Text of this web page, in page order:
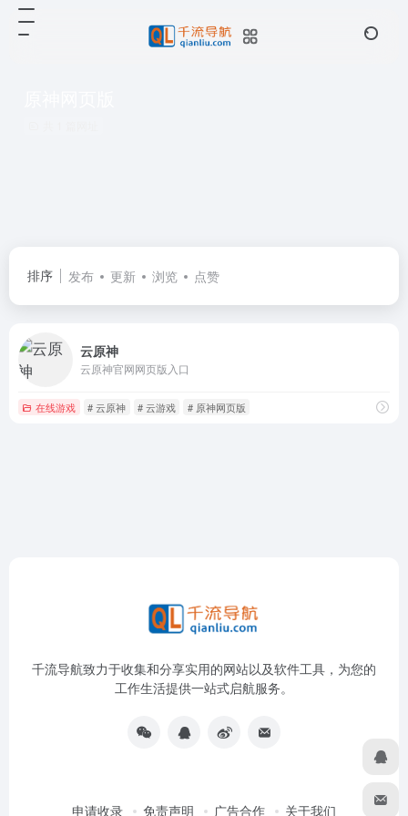
排序 发布 更新 浏览 点赞
云原神
云原神官网网页版入口
在线游戏 # 云原神 # 云游戏 # 原神网页版
千流导航致力于收集和分享实用的网站以及软件工具，为您的
工作生活提供一站式启航服务。
申请收录 免责声明 广告合作 关于我们